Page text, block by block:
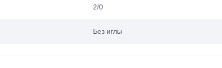
2/0
Без иглы